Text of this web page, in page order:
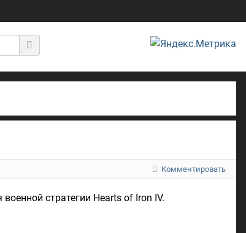
Комментировать
стратегии Hearts of Iron IV.